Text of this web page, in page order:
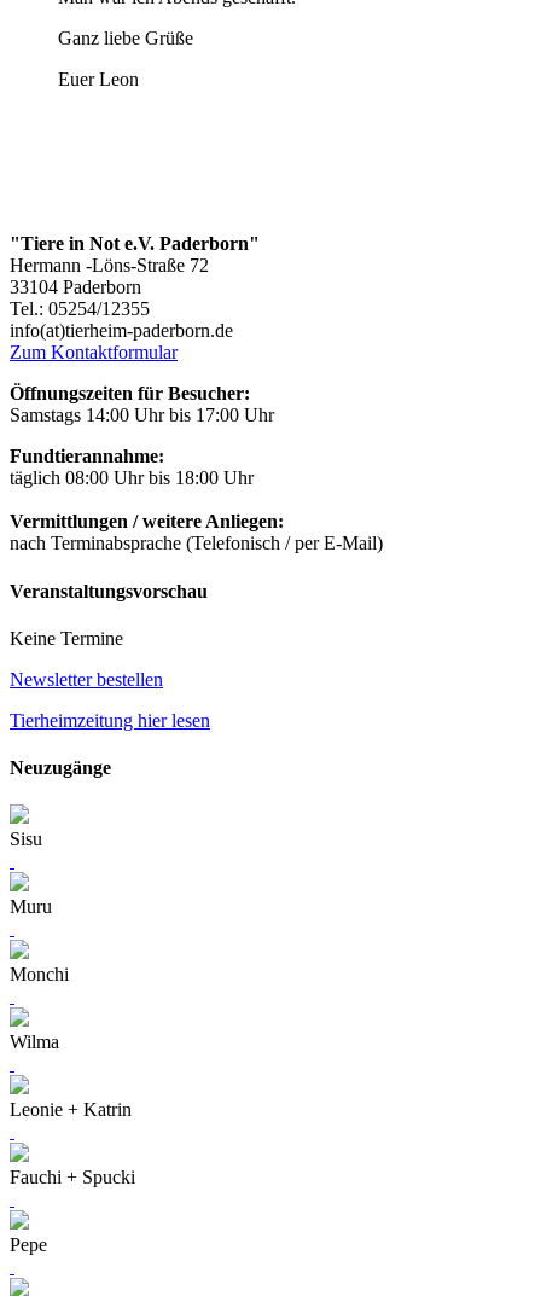
Ganz liebe Grüße
Euer Leon
"Tiere in Not e.V. Paderborn"
Hermann -Löns-Straße 72
33104 Paderborn
Tel.: 05254/12355
info(at)tierheim-paderborn.de
Zum Kontaktformular
Öffnungszeiten für Besucher:
Samstags 14:00 Uhr bis 17:00 Uhr
Fundtierannahme:
täglich 08:00 Uhr bis 18:00 Uhr
Vermittlungen / weitere Anliegen:
nach Terminabsprache (Telefonisch / per E-Mail)
Veranstaltungsvorschau
Keine Termine
Newsletter bestellen
Tierheimzeitung hier lesen
Neuzugänge
Sisu
Muru
Monchi
Wilma
Leonie + Katrin
Fauchi + Spucki
Pepe